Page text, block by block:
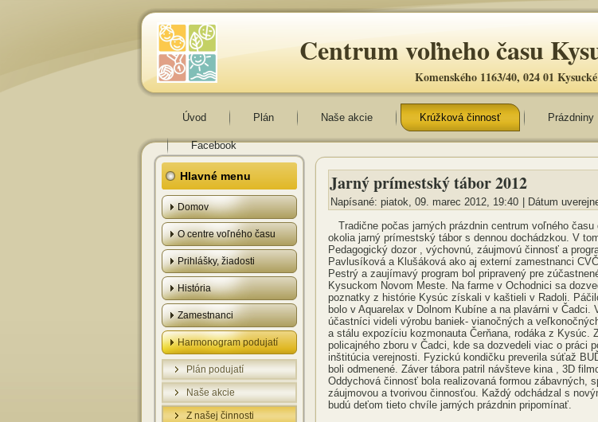
Centrum voľneho času
Komenského 1163/40, 024 01
Úvod Plán Naše akcie Krúžková činnosť Prázdniny
Facebook
Hlavné menu
Domov
O centre voľného času
Prihlášky, žiadosti
História
Zamestnanci
Harmonogram podujatí
Plán podujatí
Naše akcie
Z našej činnosti
Jarný prímestský tábor 2012
Napísané: piatok, 09. marec 2012, 19:40 Dátum
Tradične počas jarných prázdnin centrum voľného
okolia jarný prímestský tábor s dennou dochádzkou. V
Pedagogický dozor , výchovnú, záujmovú činnosť a
Pavlusíková a Klušáková ako aj externí zamestnanci
Pestrý a zaujímavý program bol pripravený pre
Kysuckom Novom Meste. Na farme v Ochodnici sa
poznatky z histórie Kysúc získali v kaštieli v Radoli.
bolo v Aquarelax v Dolnom Kubíne a na plavárni v
účastníci videli výrobu baniek- vianočných a
a stálu expozíciu kozmonauta Čerňana, rodáka z
policajného zboru v Čadci, kde sa dozvedeli viac o práci
inštitúcia verejnosti. Fyzickú kondičku preverila súťaž
boli odmenené. Záver tábora patril návšteve kina , 3D
Oddychová činnosť bola realizovaná formou zábavných,
záujmovou a tvorivou činnosťou. Každý odchádzal s
budú deťom tieto chvíle jarných prázdnin pripomínať.